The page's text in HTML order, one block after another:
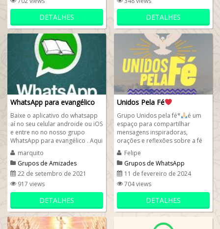
DETALHES DETALHES
WhatsApp para evangélico
Baixe o aplicativo do whatsapp
aí no seu celular androide ou iOS
e entre no no nosso grupo
WhatsApp para evangélico . Aqui
no nosso grupo é permitido...
marquito
Grupos de Amizades
22 de setembro de 2021
917 views
DETALHES
Unidos Pela Fé
Grupo Unidos pela fé*
é um
espaço para compartilhar
mensagens inspiradoras,
orações e reflexões sobre a fé
cristã. Vamos crescer juntos...
Felipe
Grupos de WhatsApp
evangélicos
11 de fevereiro de 2024
704 views
DETALHES